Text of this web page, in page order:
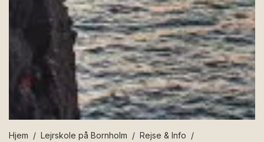
Hjem Lejrskole på Bornholm
Rejse & Info